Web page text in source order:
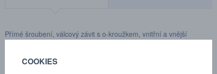
Přímé šroubení, válcový závit s o-kroužkem, vnitřní a vnější
Hmotnost:7,6 g
COOKIES